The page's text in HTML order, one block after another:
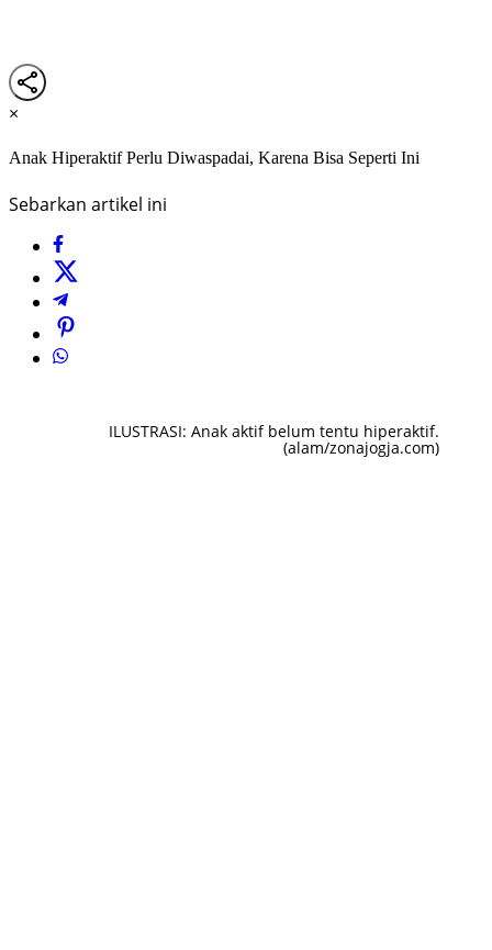
×
Anak Hiperaktif Perlu Diwaspadai, Karena Bisa Seperti Ini
Sebarkan artikel ini
ILUSTRASI: Anak aktif belum tentu hiperaktif.
(alam/zonajogja.com)